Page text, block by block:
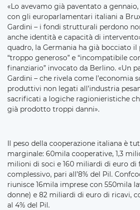
«Lo avevamo già paventato a
con gli europarlamentari italiani a
Gardini – i fondi strutturali perdono
anche identità e capacità di
quadro, la Germania ha già bocciato
“troppo generoso” e “incompatibile
finanziario” invocato da Berlino. «Un
Gardini – che rivela come l’economia
produttivi non legati all’industria
sacrificati a logiche ragionieristiche
già prodotto troppi danni».
Il peso della cooperazione italiana è
marginale: 60mila cooperative, 1,3
milioni di soci e 160 miliardi di euro di
complessivo, pari all’8% del Pil.
riunisce 16mila imprese con 550mila
donne) e 82 miliardi di euro di ricavi,
al 4% del Pil.